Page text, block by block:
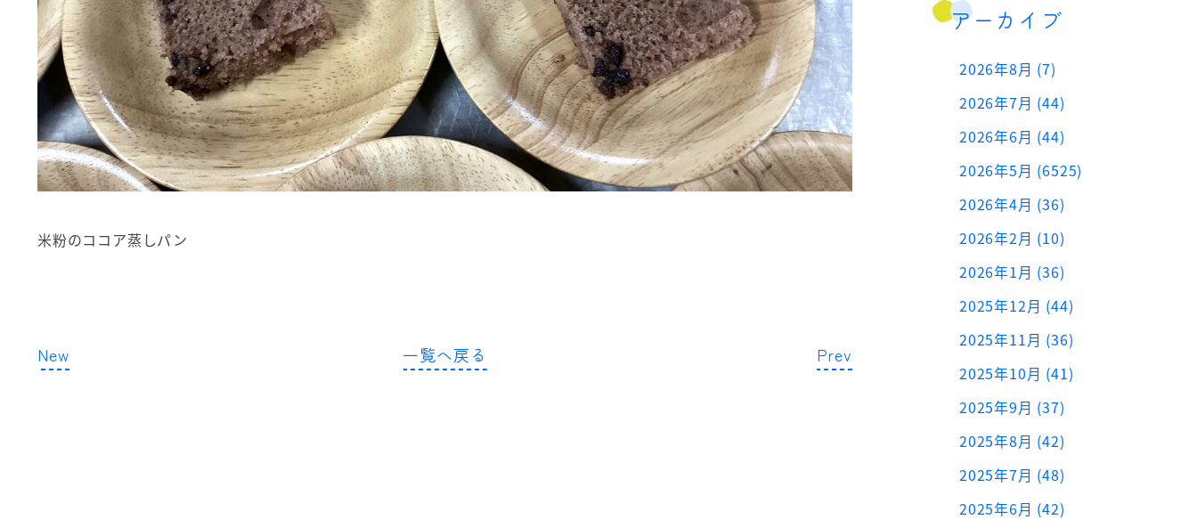
米粉のココア蒸しパン
New 一覧へ戻る Prev
アーカイブ
2026年8月 (7)
2026年7月 (44)
2026年6月 (44)
2026年5月 (6525)
2026年4月 (36)
2026年2月 (10)
2026年1月 (36)
2025年12月 (44)
2025年11月 (36)
2025年10月 (41)
2025年9月 (37)
2025年8月 (42)
2025年7月 (48)
2025年6月 (42)